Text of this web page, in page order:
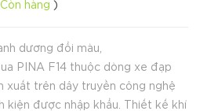
Còn hàng )
dương đổi màu,
PINA F14 thuộc dòng xe đạp
xuất trên dây truyền công nghệ
kiện được nhập khẩu. Thiết kế khí